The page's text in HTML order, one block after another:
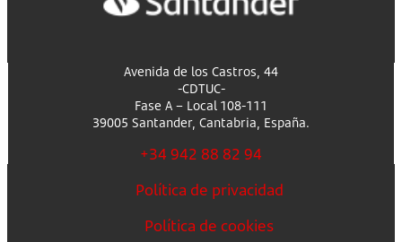
Avenida de los Castros, 44
-CDTUC-
Fase A – Local 108-111
39005 Santander, Cantabria, España.
+34 942 88 82 94
Política de privacidad
Política de cookies